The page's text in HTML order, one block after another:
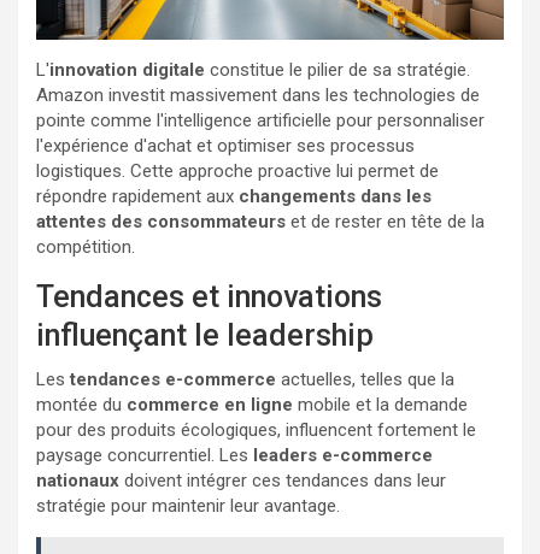
L'innovation digitale constitue le pilier de sa stratégie.
Amazon investit massivement dans les technologies de
pointe comme l'intelligence artificielle pour personnaliser
l'expérience d'achat et optimiser ses processus
logistiques. Cette approche proactive lui permet de
répondre rapidement aux changements dans les
attentes des consommateurs et de rester en tête de la
compétition.
Tendances et innovations
influençant le leadership
Lestendances e-commerce actuelles, telles que la
montée du commerce en ligne mobile et la demande
pour des produits écologiques, influencent fortement le
paysage concurrentiel. Les leaders e-commerce
nationaux doivent intégrer ces tendances dans leur
stratégie pour maintenir leur avantage.